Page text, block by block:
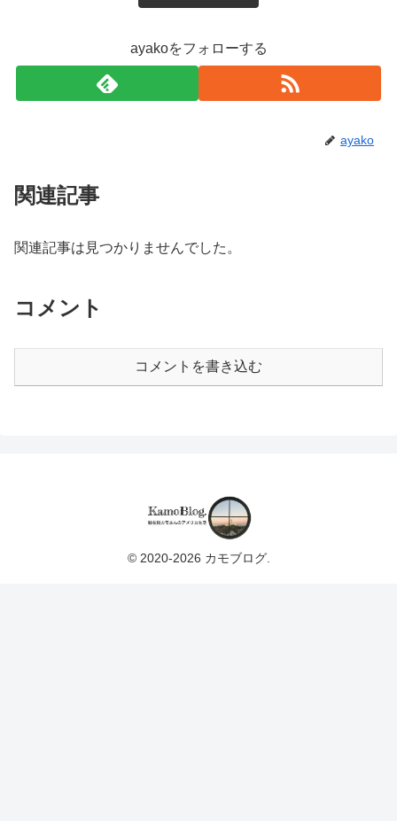
ayakoをフォローする
ayako
関連記事
関連記事は見つかりませんでした。
コメント
コメントを書き込む
© 2020-2026 カモブログ.